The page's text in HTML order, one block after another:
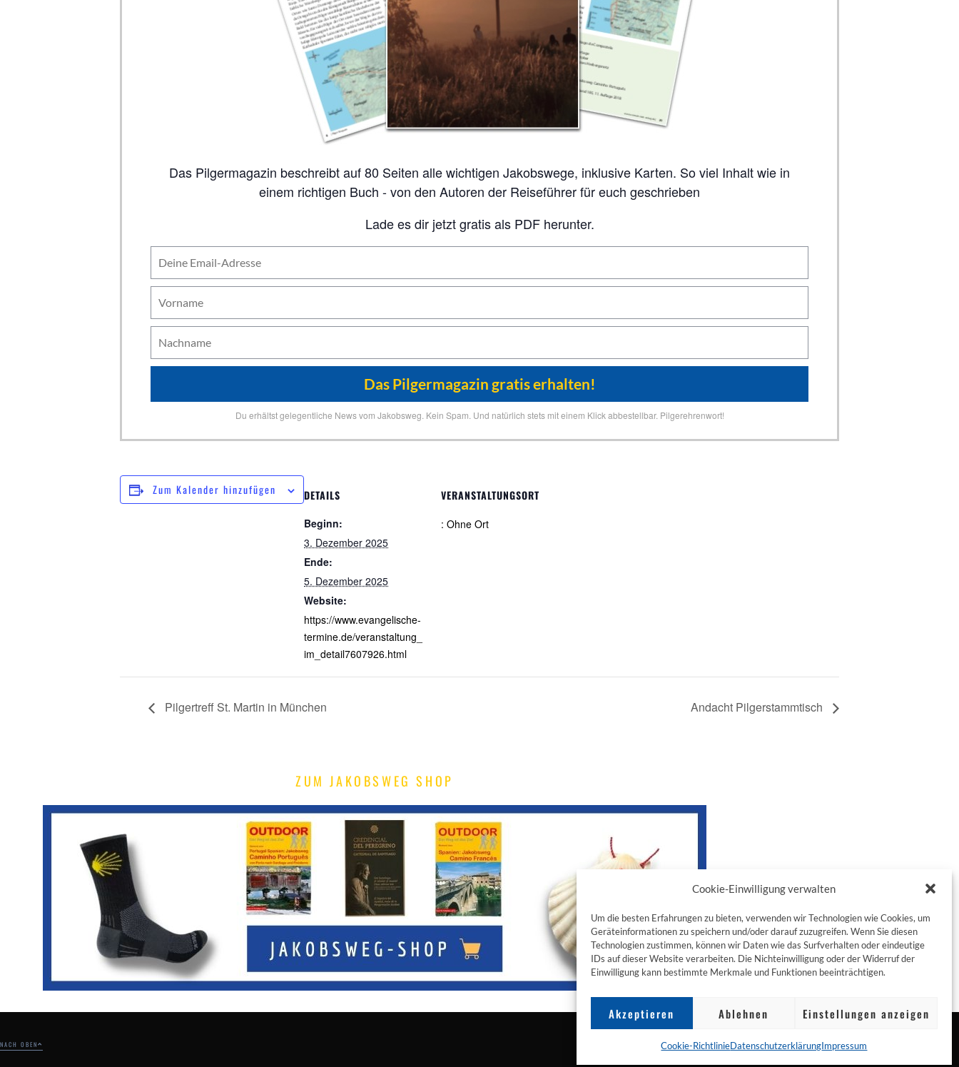
Cookie-Einwilligung verwalten
Um die besten Erfahrungen zu bieten, verwenden wir Technologien wie Cookies, um
Geräteinformationen zu speichern und/oder darauf zuzugreifen. Wenn Sie diesen
Technologien zustimmen, können wir Daten wie das Surfverhalten oder eindeutige
IDs auf dieser Website verarbeiten. Die Nichteinwilligung oder der Widerruf der
Einwilligung kann bestimmte Merkmale und Funktionen beeinträchtigen.
Akzeptieren Ablehnen Einstellungen anzeigen
Cookie-RichtlinieDatenschutzerklärungImpressum
Das Pilgermagazin beschreibt auf 80 Seiten alle wichtigen Jakobswege, inklusive Karten. So viel Inhalt wie in
einem richtigen Buch - von den Autoren der Reiseführer für euch geschrieben
Lade es dir jetzt gratis als PDF herunter.
Du erhältst gelegentliche News vom Jakobsweg. Kein Spam. Und natürlich stets mit einem Klick abbestellbar. Pilgerehrenwort!
Zum Kalender hinzufügen DETAILS
Beginn:
3. Dezember 2025
Ende:
5. Dezember 2025
Website:
https://www.evangelische-
termine.de/veranstaltung_
im_detail7607926.html
VERANSTALTUNGSORT
: Ohne Ort
Pilgertreff St. Martin in München Andacht Pilgerstammtisch
ZUM JAKOBSWEG SHOP
NACH OBEN